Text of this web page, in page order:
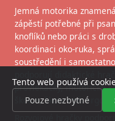
Jemná motorika
zápěstí potřebné při
knoflíků nebo práci s
koordinaci oko-ruka,
soustředění i
provlékačky, motorické
školce, škole i při
Tento web používá
Pouze nezbytné